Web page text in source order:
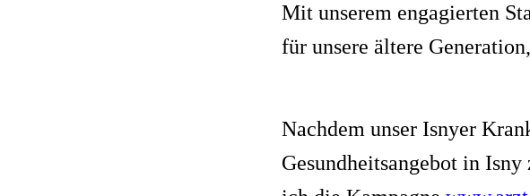
Mit unserem engagierten
für unsere ältere
Nachdem unser Isnyer
Gesundheitsangebot in